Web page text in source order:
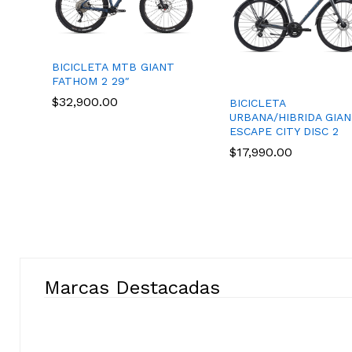
BICICLETA MTB GIANT
FATHOM 2 29″
$32,900.00
BICICLETA
URBANA/HIBRIDA
ESCAPE CITY DISC 2
$17,990.00
Marcas Destacadas